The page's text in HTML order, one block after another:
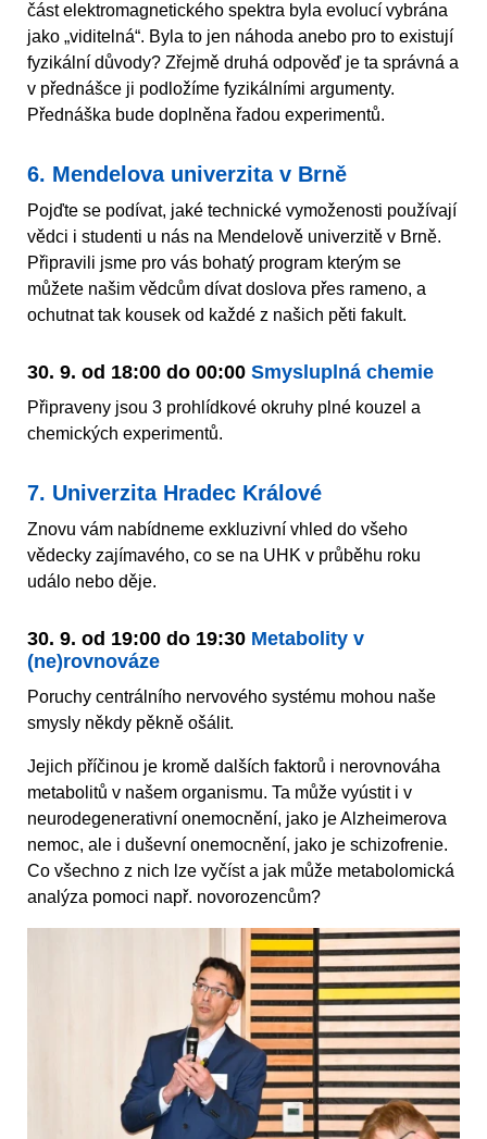
část elektromagnetického spektra byla evolucí vybrána
jako „viditelná“. Byla to jen náhoda anebo pro to existují
fyzikální důvody? Zřejmě druhá odpověď je ta správná a
v přednášce ji podložíme fyzikálními argumenty.
Přednáška bude doplněna řadou experimentů.
6. Mendelova univerzita v Brně
Pojďte se podívat, jaké technické vymoženosti používají
vědci i studenti u nás na Mendelově univerzitě v Brně.
Připravili jsme pro vás bohatý program kterým se
můžete našim vědcům dívat doslova přes rameno, a
ochutnat tak kousek od každé z našich pěti fakult.
30. 9. od 18:00 do 00:00 Smysluplná chemie
Připraveny jsou 3 prohlídkové okruhy plné kouzel a
chemických experimentů.
7. Univerzita Hradec Králové
Znovu vám nabídneme exkluzivní vhled do všeho
vědecky zajímavého, co se na UHK v průběhu roku
událo nebo děje.
30. 9. od 19:00 do 19:30 Metabolity v
(ne)rovnováze
Poruchy centrálního nervového systému mohou naše
smysly někdy pěkně ošálit.
Jejich příčinou je kromě dalších faktorů i nerovnováha
metabolitů v našem organismu. Ta může vyústit i v
neurodegenerativní onemocnění, jako je Alzheimerova
nemoc, ale i duševní onemocnění, jako je schizofrenie.
Co všechno z nich lze vyčíst a jak může metabolomická
analýza pomoci např. novorozencům?